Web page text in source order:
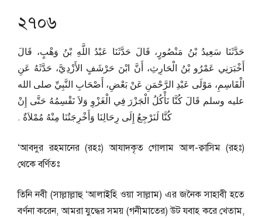
২৭০৬
حَدَّثَنَا سَعِيدُ بْنُ مَنْصُورٍ، قَالَ حَدَّثَنَا عَبْدُ اللَّهِ بْنُ وَهْبٍ، قَالَ
أَخْبَرَنِي عَمْرُو بْنُ الْحَارِثِ، أَنَّ ابْنَ حَرْشَفٍ الأَزْدِيَّ، حَدَّثَهُ عَنِ
الْقَاسِمِ، مَوْلَى عَبْدِ الرَّحْمَنِ عَنْ بَعْضِ، أَصْحَابِ النَّبِيِّ صلى الله
عليه وسلم قَالَ كُنَّا نَأْكُلُ الْجَزْرَ فِي الْغَزْوِ وَلاَ نَقْسِمُهُ حَتَّى إِنْ
كُنَّا لَنَرْجِعُ إِلَى رِحَالِنَا وَأَخْرِجَتُنَا مِنْهُ مُمْلاَةٌ ‏.‏
‘আবদুর রহমানের (রহঃ) আযাদকৃত গোলাম আল-ক্বাসিম (রহঃ)
থেকে বর্ণিতঃ
তিনি নবী (সাল্লাল্লাহু ‘আলাইহি ওয়া সাল্লাম) এর জনৈক সাহাবী হতে
বর্ণনা করেন, আমরা যুদ্ধের সময় (গনীমাতের) উট যবাহ করে খেতাম,